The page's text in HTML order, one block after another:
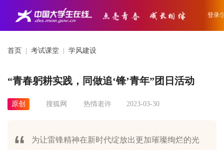
登录/
首页 考试课堂 学风建设
“青春躬耕实践，同做追‘锋’青年”团日活动
原创 搜狐网 热情老许 2023-03-30
为让雷锋精神在新时代绽放出更加璀璨绚烂的光